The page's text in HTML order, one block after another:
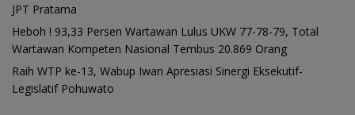
JPT Pratama
Heboh ! 93,33 Persen Wartawan Lulus UKW 77-78-79, Total
Wartawan Kompeten Nasional Tembus 20.869 Orang
Raih WTP ke-13, Wabup Iwan Apresiasi Sinergi Eksekutif-
Legislatif Pohuwato